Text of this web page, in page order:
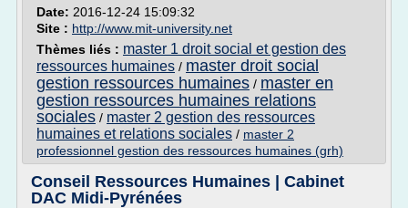
Date: 2016-12-24 15:09:32
Site : http://www.mit-university.net
Thèmes liés : master 1 droit social et gestion des
ressources humaines / master droit social
gestion ressources humaines / master en
gestion ressources humaines relations
sociales / master 2 gestion des ressources
humaines et relations sociales / master 2
professionnel gestion des ressources humaines (grh)
Conseil Ressources Humaines | Cabinet
DAC Midi-Pyrénées